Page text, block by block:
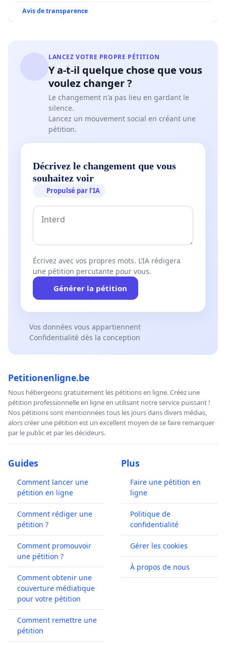
Avis de transparence
LANCEZ VOTRE PROPRE PÉTITION
Y a-t-il quelque chose que vous
voulez changer ?
Le changement n'a pas lieu en gardant le
silence.
Lancez un mouvement social en créant une
pétition.
Décrivez le changement que vous
souhaitez voir
Propulsé par l’IA
Écrivez avec vos propres mots. L’IA rédigera
une pétition percutante pour vous.
Générer la pétition
Vos données vous appartiennent
Confidentialité dès la conception
Petitionenligne.be
Nous hébergeons gratuitement les pétitions en ligne. Créez une
pétition professionnelle en ligne en utilisant notre service puissant !
Nos pétitions sont mentionnées tous les jours dans divers médias,
alors créer une pétition est un excellent moyen de se faire remarquer
par le public et par les décideurs.
Guides
Comment lancer une
pétition en ligne
Comment rédiger une
pétition ?
Comment promouvoir
une pétition ?
Comment obtenir une
couverture médiatique
pour votre pétition
Comment remettre une
pétition
Plus
Faire une pétition en
ligne
Politique de
confidentialité
Gérer les cookies
À propos de nous